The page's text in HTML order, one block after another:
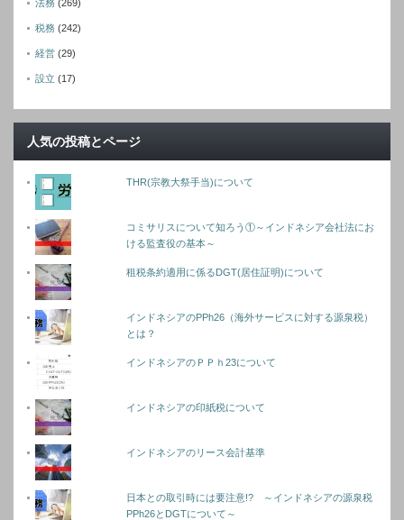
法務 (269)
税務 (242)
経営 (29)
設立 (17)
人気の投稿とページ
THR(宗教大祭手当)について
コミサリスについて知ろう①～インドネシア会社法にお
ける監査役の基本～
租税条約適用に係るDGT(居住証明)について
インドネシアのPPh26（海外サービスに対する源泉税）
とは？
インドネシアのＰＰｈ23について
インドネシアの印紙税について
インドネシアのリース会計基準
日本との取引時には要注意!? ～インドネシアの源泉税
PPh26とDGTについて～